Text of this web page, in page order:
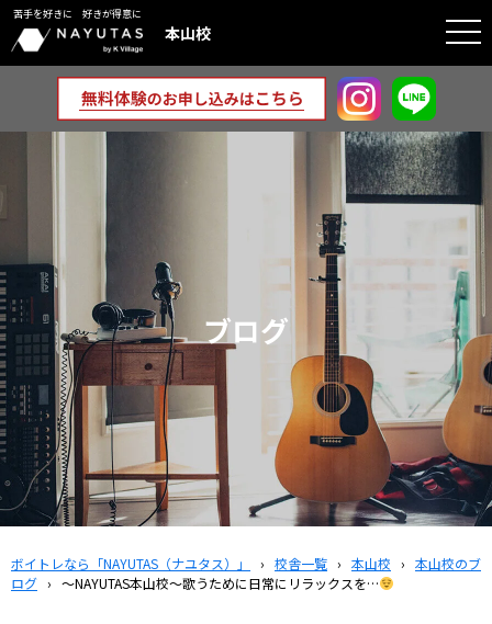
苦手を好きに 好きが得意に
本山校
ブログ
ボイトレなら「NAYUTAS（ナユタス）」 › 校舎一覧 › 本山校 › 本山校のブ
ログ › 〜NAYUTAS本山校〜歌うために日常にリラックスを…